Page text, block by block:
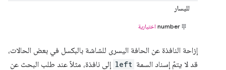
لليسار
number اختيارية
إزاحة النافذة عن الحافة اليسرى للشاشة بالبكسل في بعض الحالات،
قد لا يتمّ إسناد السمة left إلى نافذة، مثلاً عند طلب البحث عن